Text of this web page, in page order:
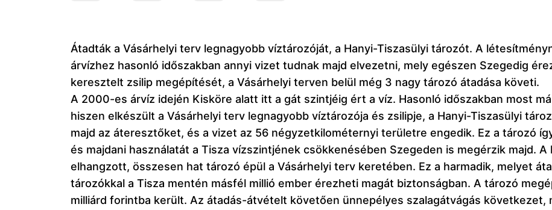
Átadták a Vásárhelyi terv legnagyobb víztározóját, a Hanyi-Tiszasülyi tározót. A
árvízhez hasonló időszakban annyi vizet tudnak majd elvezetni, mely egészen Szegedig
keresztelt zsilip megépítését, a Vásárhelyi terven belül még 3 nagy tározó átadása követi.
A 2000-es árvíz idején Kisköre alatt itt a gát szintjéig ért a víz. Hasonló időszakban most
hiszen elkészült a Vásárhelyi terv legnagyobb víztározója és zsilipje, a Hanyi-Tiszasülyi
majd az áteresztőket, és a vizet az 56 négyzetkilométernyi területre engedik. Ez a tározó
és majdani használatát a Tisza vízszintjének csökkenésében Szegeden is megérzik majd.
elhangzott, összesen hat tározó épül a Vásárhelyi terv keretében. Ez a harmadik, melyet
tározókkal a Tisza mentén másfél millió ember érezheti magát biztonságban. A tározó
milliárd forintba került. Az átadás-átvételt követően ünnepélyes szalagátvágás következet,